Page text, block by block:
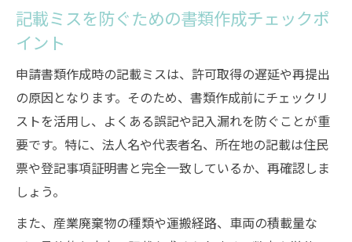
記載ミスを防ぐための書類作成チェックポ
イント
申請書類作成時の記載ミスは、許可取得の遅延や再提出
の原因となります。そのため、書類作成前にチェックリ
ストを活用し、よくある誤記や記入漏れを防ぐことが重
要です。特に、法人名や代表者名、所在地の記載は住民
票や登記事項証明書と完全一致しているか、再確認しま
しょう。
また、産業廃棄物の種類や運搬経路、車両の積載量な